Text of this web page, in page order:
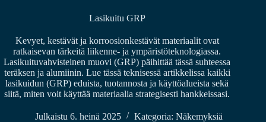
Lasikuitu GRP
Kevyet, kestävät ja korroosionkestävät materiaalit ovat
ratkaisevan tärkeitä liikenne- ja ympäristöteknologiassa.
Lasikuituvahvisteinen muovi (GRP) päihittää tässä suhteessa
teräksen ja alumiinin. Lue tässä teknisessä artikkelissa kaikki
lasikuidun (GRP) eduista, tuotannosta ja käyttöalueista sekä
siitä, miten voit käyttää materiaalia strategisesti hankkeissasi.
Julkaistu 6. heinä 2025 Kategoria: Näkemyksiä